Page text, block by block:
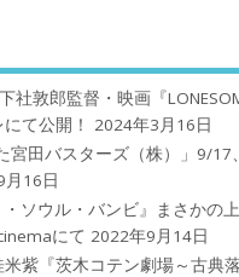
社敦郎監督・映画『
て公開！
2024年3月16日
宮田バスターズ（株）」9/17
月16日
ソウル・バンビ』まさかの上
にて 2022年9月14日
紫『茨木コテン劇場～古典